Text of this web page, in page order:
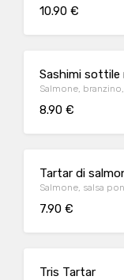
10.90 €
Sashimi sottile
Salmone,
8.90 €
Tartar di
Salmone, salsa
7.90 €
Tris Tartar